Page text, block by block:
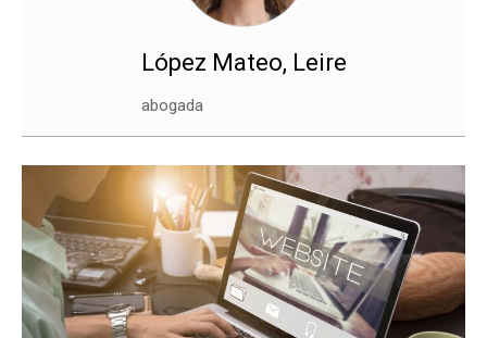
López Mateo, Leire
abogada